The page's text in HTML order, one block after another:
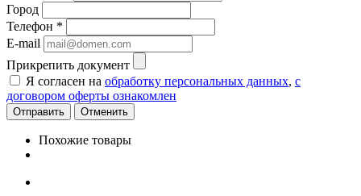
Город
Телефон *
E-mail
Прикрепить документ
Я согласен на обработку персональных данных, с
договором оферты ознакомлен
Отменить
Похожие товары